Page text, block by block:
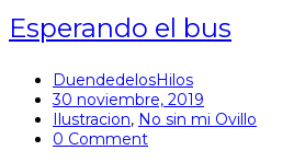
Esperando el bus
DuendedelosHilos
30 noviembre, 2019
Ilustracion, No sin mi Ovillo
0 Comment